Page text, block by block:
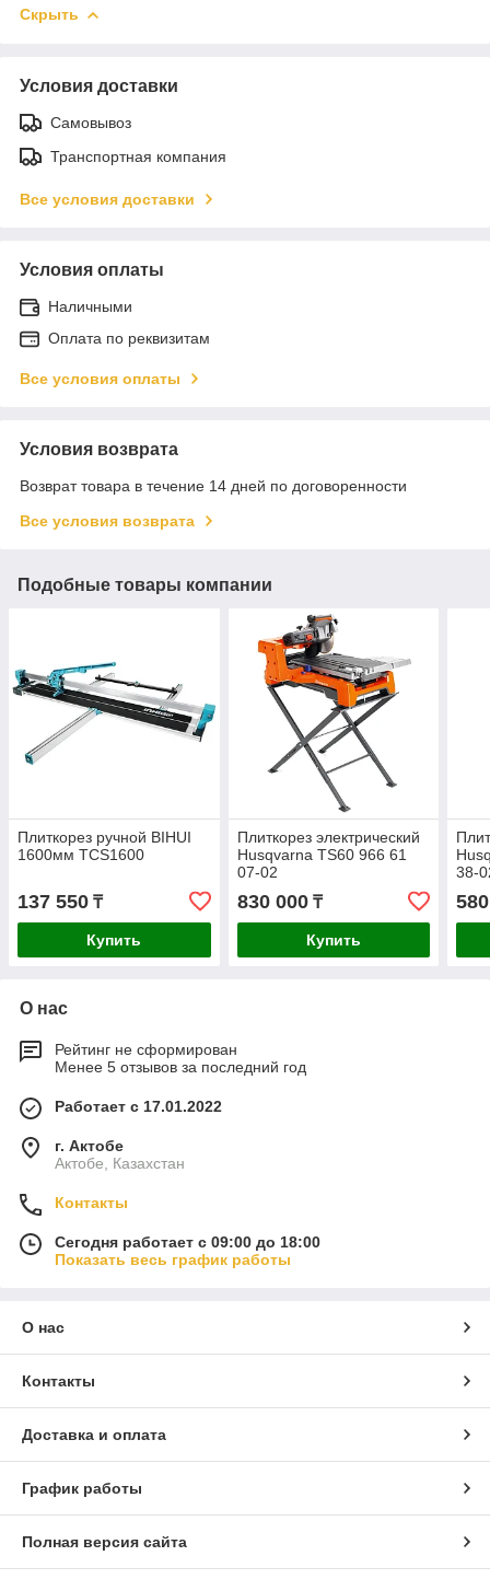
Скрыть
Условия доставки
Самовывоз
Транспортная компания
Все условия доставки
Условия оплаты
Наличными
Оплата по реквизитам
Все условия оплаты
Условия возврата
Возврат товара в течение 14 дней по договоренности
Все условия возврата
Подобные товары компании
Плиткорез ручной BIHUI
1600мм TCS1600
137 550 ₸
Купить
Плиткорез электрический
Husqvarna TS60 966 61
07-02
830 000₸
Купить
38-
О нас
Рейтинг не сформирован
Менее 5 отзывов за последний год
Работает с 17.01.2022
г. Актобе
Актобе, Казахстан
Контакты
Сегодня работает с 09:00 до 18:00
Показать весь график работы
О нас
Контакты
Доставка и оплата
График работы
Полная версия сайта